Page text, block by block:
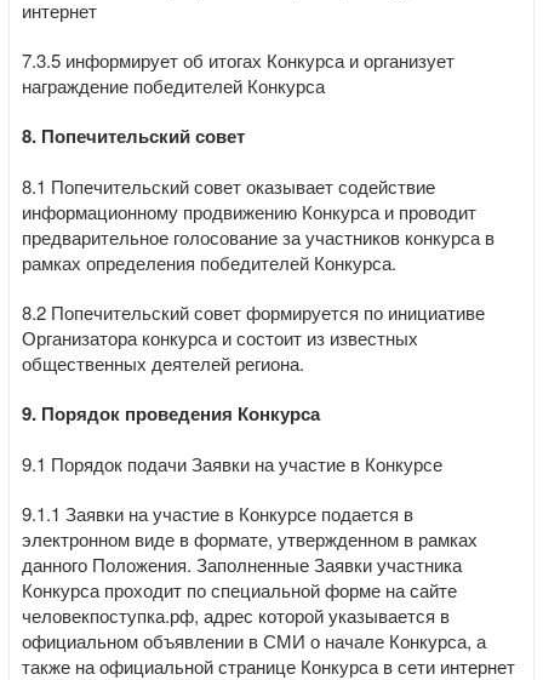
интернет
7.3.5 информирует об итогах Конкурса и организует
награждение победителей Конкурса
8. Попечительский совет
8.1 Попечительский совет оказывает содействие
информационному продвижению Конкурса и проводит
предварительное голосование за участников конкурса в
рамках определения победителей Конкурса.
8.2 Попечительский совет формируется по инициативе
Организатора конкурса и состоит из известных
общественных деятелей региона.
9. Порядок проведения Конкурса
9.1 Порядок подачи Заявки на участие в Конкурсе
9.1.1 Заявки на участие в Конкурсе подается в
электронном виде в формате, утвержденном в рамках
данного Положения. Заполненные Заявки участника
Конкурса проходит по специальной форме на сайте
человекпоступка.рф, адрес которой указывается в
официальном объявлении в СМИ о начале Конкурса, а
также на официальной странице Конкурса в сети интернет